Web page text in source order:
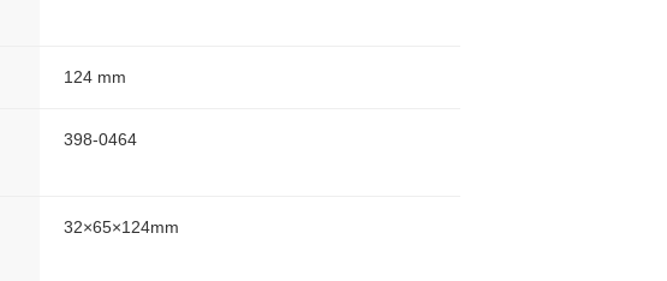
124 mm
398-0464
32×65×124mm